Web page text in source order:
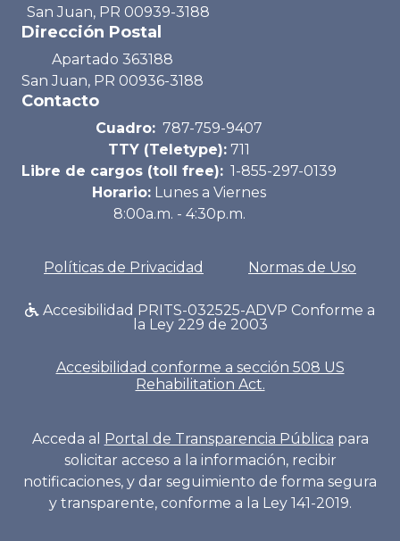
San Juan, PR 00939-3188
Dirección Postal
Apartado 363188
San Juan, PR 00936-3188
Contacto
Cuadro: 787-759-9407
TTY (Teletype): 711
Libre de cargos (toll free): 1-855-297-0139
Horario: Lunes a Viernes
8:00a.m. - 4:30p.m.
Políticas de Privacidad Normas de Uso
Accesibilidad PRITS-032525-ADVP Conforme a
la Ley 229 de 2003
Accesibilidad conforme a sección 508 US
Rehabilitation Act.
Acceda al Portal de Transparencia Pública para
solicitar acceso a la información, recibir
notificaciones, y dar seguimiento de forma segura
y transparente, conforme a la Ley 141-2019.